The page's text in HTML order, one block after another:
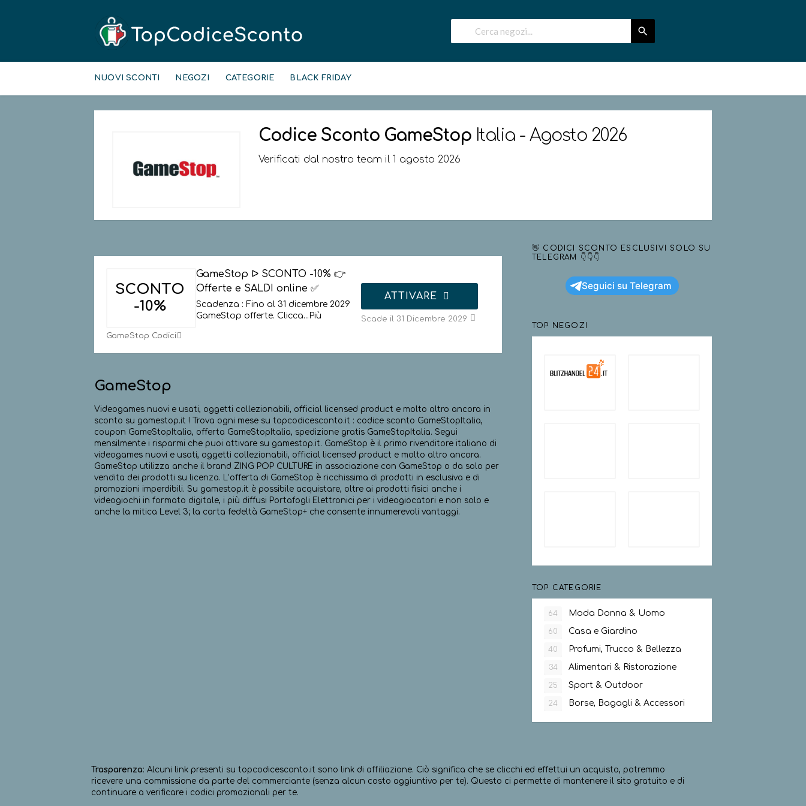
to
NUOVI SCONTI NEGOZI CATEGORIE BLACK FRIDAY
Codice Sconto GameStop Italia - Agosto 2026
Verificati dal nostro team il 1 agosto 2026
SCONTO
-10%
GameStop Codici
GameStop ᐅ SCONTO -10% 👉
Offerte e SALDI online ✅
Scadenza : Fino al 31 dicembre 2029
GameStop offerte. Clicca... Più
ATTIVARE
Scade il 31 Dicembre 2029
GameStop
Videogames nuovi e usati, oggetti collezionabili, official licensed product e molto altro ancora in
sconto su gamestop.it ! Trova ogni mese su topcodicesconto.it : codice sconto GameStopItalia,
coupon GameStopItalia, offerta GameStopItalia, spedizione gratis GameStopItalia. Segui
mensilmente i risparmi che puoi attivare su gamestop.it. GameStop è il primo rivenditore italiano di
videogames nuovi e usati, oggetti collezionabili, official licensed product e molto altro ancora.
GameStop utilizza anche il brand ZING POP CULTURE in associazione con GameStop o da solo per
vendita dei prodotti su licenza. L’offerta di GameStop è ricchissima di prodotti in esclusiva e di
promozioni imperdibili. Su gamestop.it è possibile acquistare, oltre ai prodotti fisici anche i
videogiochi in formato digitale, i più diffusi Portafogli Elettronici per i videogiocatori e non solo e
anche la mitica Level 3; la carta fedeltà GameStop+ che consente innumerevoli vantaggi.
👋 CODICI SCONTO ESCLUSIVI SOLO SU
TELEGRAM 👇👇👇
Seguici su Telegram
TOP NEGOZI
TOP CATEGORIE
64 Moda Donna & Uomo
60 Casa e Giardino
40 Profumi, Trucco & Bellezza
34 Alimentari & Ristorazione
25 Sport & Outdoor
24 Borse, Bagagli & Accessori
Trasparenza: Alcuni link presenti su topcodicesconto.it sono link di affiliazione. Ciò significa che se clicchi ed effettui un acquisto, potremmo
ricevere una commissione da parte del commerciante (senza alcun costo aggiuntivo per te). Questo ci permette di mantenere il sito gratuito e di
continuare a verificare i codici promozionali per te.